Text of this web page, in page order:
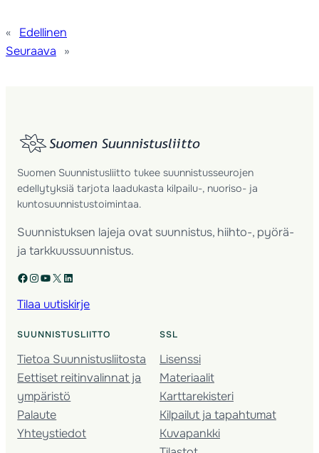
«
Edellinen
Seuraava
»
Suomen Suunnistusliitto tukee suunnistusseurojen
edellytyksiä tarjota laadukasta kilpailu-, nuoriso- ja
kuntosuunnistustoimintaa.
Suunnistuksen lajeja ovat suunnistus, hiihto-, pyörä-
ja tarkkuussuunnistus.
Facebook Instagram YouTube X LinkedIn
Tilaa uutiskirje
SUUNNISTUSLIITTO
Tietoa Suunnistusliitosta
Eettiset reitinvalinnat ja
ympäristö
Palaute
Yhteystiedot
SSL
Lisenssi
Materiaalit
Karttarekisteri
Kilpailut ja tapahtumat
Kuvapankki